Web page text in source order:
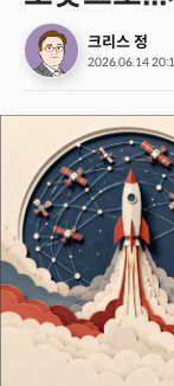
크리스 정
2026.06.14